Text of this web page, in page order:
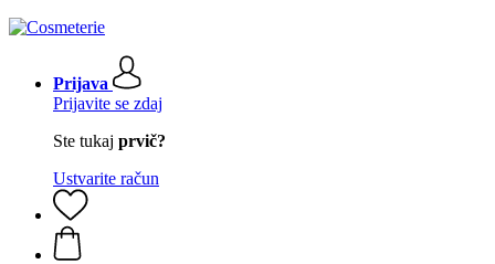
Prijava
Prijavite se zdaj
Ste tukaj prvič?
Ustvarite račun